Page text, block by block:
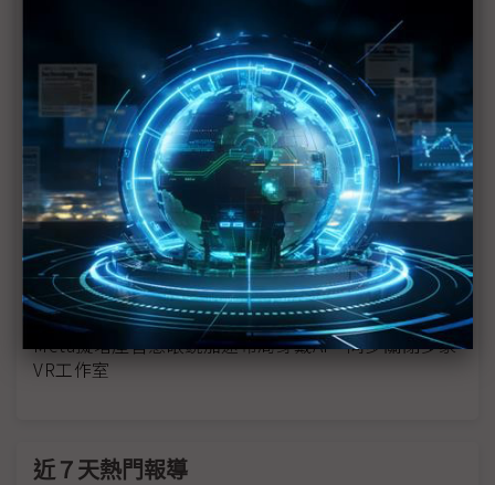
徐秀蘭閃過SiC紅海區 以12吋高傳導晶圓與AI眼鏡重
塑戰場
XR邁向長時配戴新里程 AI眼鏡終極型態尚未定色
蘋果、三星料加入智慧眼鏡戰局 推動市場成長但整
併加速
台灣囝仔闖智慧眼鏡之路 L'Atitude 52°N以「中歐
合璧」鎖定戶外賽道
Meta擬增產智慧眼鏡加速布局穿戴AI 同步關閉多家
VR工作室
近７天熱門報導